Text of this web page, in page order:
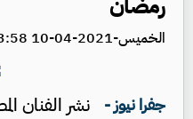
الخميس-2021-04-10 03:58 pm
جفرا نيوز -
نشر الفنان